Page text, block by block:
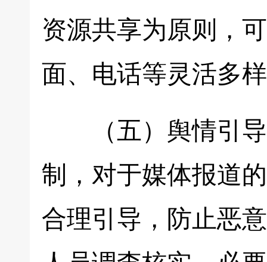
资源共享为原则，
面、电话等灵活多
（五）舆情引导
制，对于媒体报道
合理引导，防止恶